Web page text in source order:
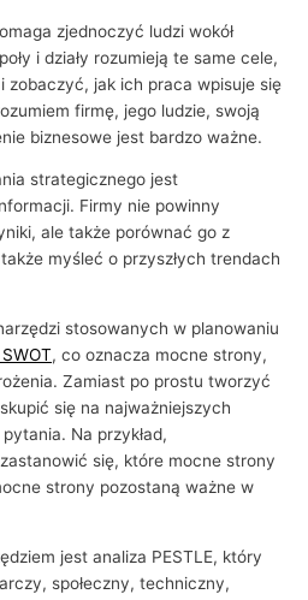
zjednoczyć ludzi wokół
i działy rozumieją te same cele,
zobaczyć, jak ich praca wpisuje się
firmę, jego ludzie, swoją
biznesowe jest bardzo ważne.
strategicznego jest
Firmy nie powinny
ale także porównać go z
myśleć o przyszłych trendach
stosowanych w planowaniu
, co oznacza mocne strony,
Zamiast po prostu tworzyć
się na najważniejszych
Na przykład,
się, które mocne strony
strony pozostaną ważne w
jest analiza PESTLE, który
społeczny, techniczny,